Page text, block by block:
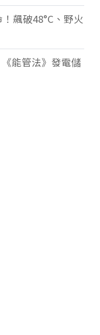
飆破48°C、野火
能管法》發電儲